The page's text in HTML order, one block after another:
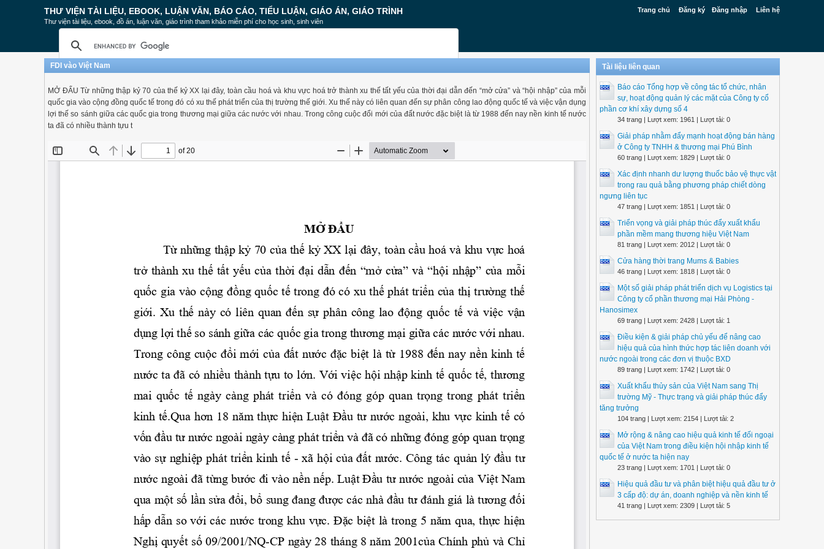
Trang chủ Đăng ký Đăng nhập Liên hệ
THƯ VIỆN TÀI LIỆU, EBOOK, LUẬN VĂN, BÁO CÁO, TIỂU LUẬN, GIÁO ÁN, GIÁO TRÌNH
Thư viện tài liệu, ebook, đồ án, luận văn, giáo trình tham khảo miễn phí cho học sinh, sinh viên
FDI vào Việt Nam
MỞ ĐẨU Từ những thập kỷ 70 của thế kỷ XX lại đây, toàn cầu hoá và khu vực hoá trở thành xu thế tất yếu của thời đại dẫn đến “mở cửa” và “hội nhập” của mỗi
quốc gia vào cộng đồng quốc tế trong đó có xu thế phát triển của thị trường thế giới. Xu thế này có liên quan đến sự phân công lao động quốc tế và việc vận dụng
lợi thế so sánh giữa các quốc gia trong thương mại giữa các nước với nhau. Trong công cuộc đổi mới của đất nước đặc biệt là từ 1988 đến nay nền kinh tế nước
ta đã có nhiều thành tựu t
Tài liệu liên quan
Báo cáo Tổng hợp về công tác tổ chức, nhân
sự, hoạt động quản lý các mặt của Công ty cổ
phần cơ khí xây dựng số 4
34 trang | Lượt xem: 1961 | Lượt tải: 0
Giải pháp nhằm đẩy mạnh hoạt động bán hàng
ở Công ty TNHH & thương mại Phú Bình
60 trang | Lượt xem: 1829 | Lượt tải: 0
Xác định nhanh dư lượng thuốc bảo vệ thực vật
trong rau quả bằng phương pháp chiết dòng
ngưng liên tục
47 trang | Lượt xem: 1851 | Lượt tải: 0
Triển vọng và giải pháp thúc đẩy xuất khẩu
phần mềm mang thương hiệu Việt Nam
81 trang | Lượt xem: 2012 | Lượt tải: 0
Cửa hàng thời trang Mums & Babies
46 trang | Lượt xem: 1818 | Lượt tải: 0
Một số giải pháp phát triển dịch vụ Logistics tại
Công ty cổ phần thương mại Hải Phòng -
Hanosimex
69 trang | Lượt xem: 2428 | Lượt tải: 1
Điều kiện & giải pháp chủ yếu để nâng cao
hiệu quả của hình thức hợp tác liên doanh với
nước ngoài trong các đơn vị thuộc BXD
89 trang | Lượt xem: 1742 | Lượt tải: 0
Xuất khẩu thủy sản của Việt Nam sang Thị
trường Mỹ - Thực trạng và giải pháp thúc đẩy
tăng trưởng
104 trang | Lượt xem: 2154 | Lượt tải: 2
Mở rộng & nâng cao hiệu quả kinh tế đối ngoại
của Việt Nam trong điều kiện hội nhập kinh tế
quốc tế ở nước ta hiện nay
23 trang | Lượt xem: 1701 | Lượt tải: 0
Hiệu quả đầu tư và phân biệt hiệu quả đầu tư ở
3 cấp độ: dự án, doanh nghiệp và nền kinh tế
41 trang | Lượt xem: 2309 | Lượt tải: 5